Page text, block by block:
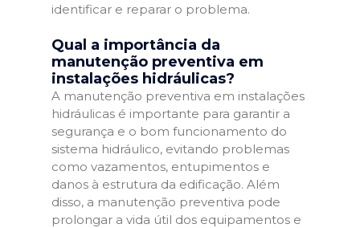
identificar e reparar o problema.
Qual a importância da
manutenção preventiva em
instalações hidráulicas?
A manutenção preventiva em instalações
hidráulicas é importante para garantir a
segurança e o bom funcionamento do
sistema hidráulico, evitando problemas
como vazamentos, entupimentos e
danos à estrutura da edificação. Além
disso, a manutenção preventiva pode
prolongar a vida útil dos equipamentos e